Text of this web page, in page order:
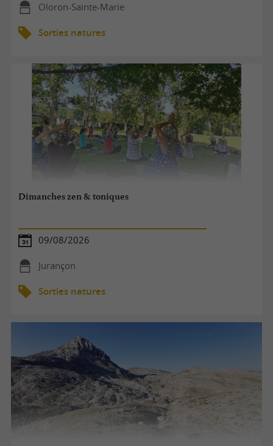
Oloron-Sainte-Marie
Sorties natures
Dimanches zen & toniques
09/08/2026
Jurançon
Sorties natures